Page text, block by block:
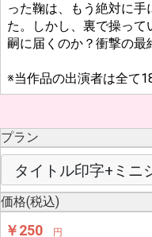
った鞠は、もう絶対に
た。しかし、裏で操っ
嗣に届くのか？衝撃の最
※当作品の出演者は全て
プラン
価格(税込)
￥250 円